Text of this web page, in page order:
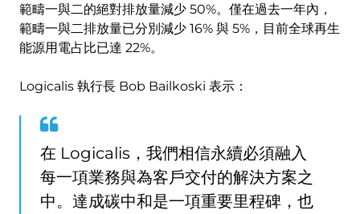
範疇一與二的絕對排放量減少 50%。僅在過去一年內，
範疇一與二排放量已分別減少 16% 與 5%，目前全球再生
能源用電占比已達 22%。
Logicalis 執行長 Bob Bailkoski 表示：
在 Logicalis，我們相信永續必須融入
每一項業務與為客戶交付的解決方案之
中。達成碳中和是一項重要里程碑，也